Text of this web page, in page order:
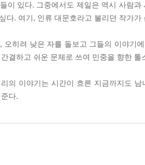
이 있다. 그중에서도 제일은 역시 사람
다. 여기, 인류 대문호라고 불리던 작가가
오히려 낮은 자를 돌보고 그들의 이야기
결하고 쉬운 문체로 쓰여 민중을 향한 톨
의 이야기는 시간이 흐른 지금까지도
다.